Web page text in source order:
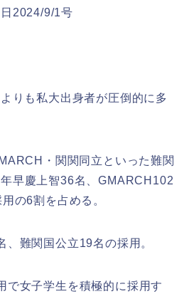
2024/9/1号
りも私大出身者が圧倒的に多
・関関同立といった難関
早慶上智36名、GMARCH102
の6割を占める。
、難関国公立19名の採用。
で女子学生を積極的に採用す